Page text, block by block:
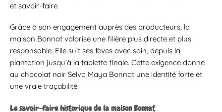
et savoir-faire.
Grâce à son engagement auprès des producteurs, la
maison Bonnat valorise une filière plus directe et plus
responsable. Elle suit ses fèves avec soin, depuis la
plantation jusqu’à la tablette finale. Cette exigence donne
au chocolat noir Selva Maya Bonnat une identité forte et
une vraie traçabilité.
Le savoir-faire historique de la maison Bonnat